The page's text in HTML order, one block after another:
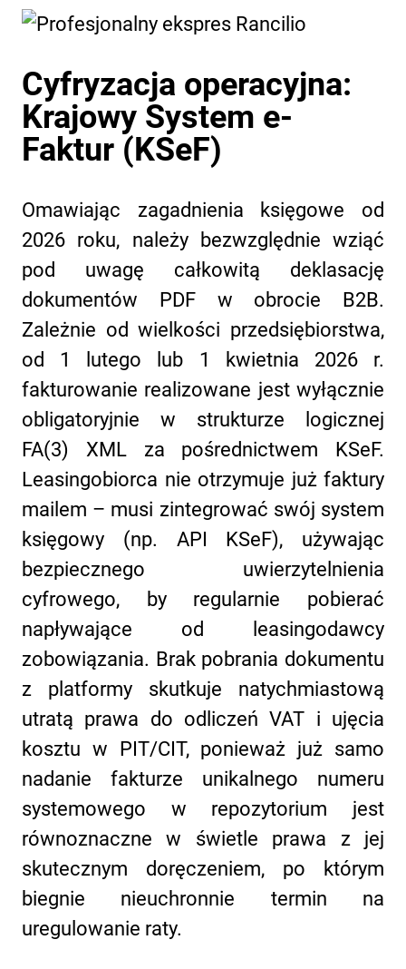
Cyfryzacja operacyjna:
Krajowy System e-
Faktur (KSeF)
Omawiając zagadnienia księgowe od
2026 roku, należy bezwzględnie wziąć
pod uwagę całkowitą deklasację
dokumentów PDF w obrocie B2B.
Zależnie od wielkości przedsiębiorstwa,
od 1 lutego lub 1 kwietnia 2026 r.
fakturowanie realizowane jest wyłącznie
obligatoryjnie w strukturze logicznej
FA(3) XML za pośrednictwem KSeF.
Leasingobiorca nie otrzymuje już faktury
mailem – musi zintegrować swój system
księgowy (np. API KSeF), używając
bezpiecznego uwierzytelnienia
cyfrowego, by regularnie pobierać
napływające od leasingodawcy
zobowiązania. Brak pobrania dokumentu
z platformy skutkuje natychmiastową
utratą prawa do odliczeń VAT i ujęcia
kosztu w PIT/CIT, ponieważ już samo
nadanie fakturze unikalnego numeru
systemowego w repozytorium jest
równoznaczne w świetle prawa z jej
skutecznym doręczeniem, po którym
biegnie nieuchronnie termin na
uregulowanie raty.